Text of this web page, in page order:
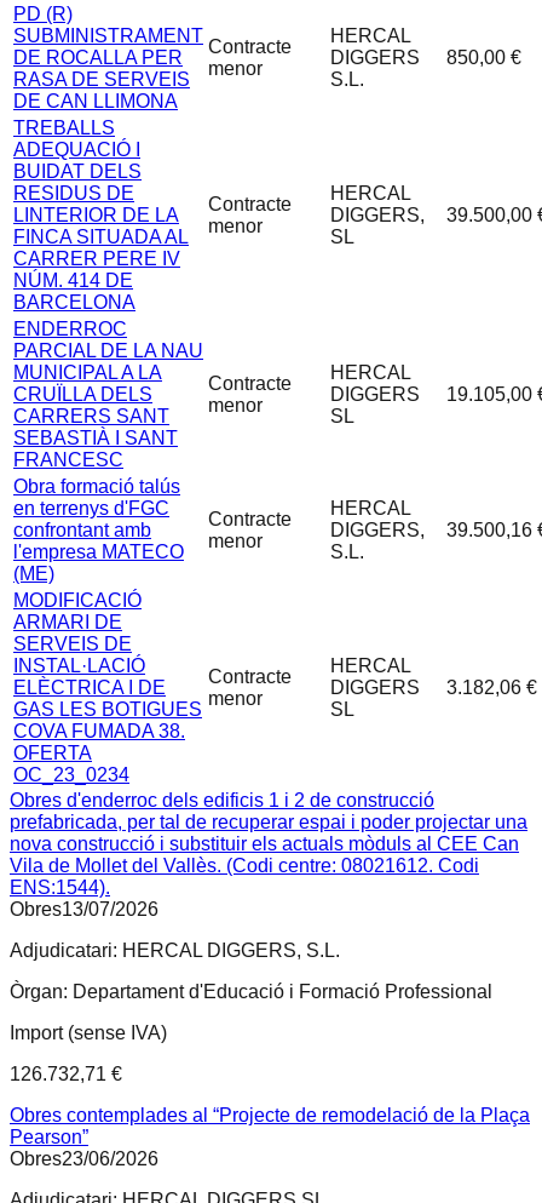
PD (R)
SUBMINISTRAMENT
DE ROCALLA PER
RASA DE SERVEIS
DE CAN LLIMONA
Contracte
menor
HERCAL
DIGGERS
S.L.
850,00 €
TREBALLS
ADEQUACIÓ I
BUIDAT DELS
RESIDUS DE
LINTERIOR DE LA
FINCA SITUADA AL
CARRER PERE IV
NÚM. 414 DE
BARCELONA
Contracte
menor
HERCAL
DIGGERS,
SL
39.500,00
ENDERROC
PARCIAL DE LA NAU
MUNICIPAL A LA
CRUÏLLA DELS
CARRERS SANT
SEBASTIÀ I SANT
FRANCESC
Contracte
menor
HERCAL
DIGGERS
SL
19.105,00
Obra formació talús
en terrenys d'FGC
confrontant amb
l'empresa MATECO
(ME)
Contracte
menor
HERCAL
DIGGERS,
S.L.
39.500,16
MODIFICACIÓ
ARMARI DE
SERVEIS DE
INSTAL·LACIÓ
ELÈCTRICA I DE
GAS LES BOTIGUES
COVA FUMADA 38.
OFERTA
OC_23_0234
Contracte
menor
HERCAL
DIGGERS
SL
3.182,06 €
Obres d'enderroc dels edificis 1 i 2 de construcció
prefabricada, per tal de recuperar espai i poder projectar una
nova construcció i substituir els actuals mòduls al CEE Can
Vila de Mollet del Vallès. (Codi centre: 08021612. Codi
ENS:1544).
Obres13/07/2026
Adjudicatari: HERCAL DIGGERS, S.L.
Òrgan: Departament d'Educació i Formació Professional
Import (sense IVA)
126.732,71 €
Obres contemplades al “Projecte de remodelació de la Plaça
Pearson”
Obres23/06/2026